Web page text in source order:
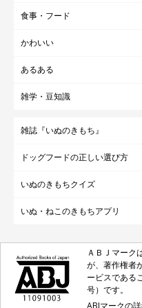
食事・フード
かわいい
あるある
雑学・豆知識
雑誌『いぬのきもち』
ドッグフードの正しい選び方
いぬのきもちクイズ
いぬ・ねこのきもちアプリ
ＡＢＪマーク
が、著作権者
ービスである
号）です。